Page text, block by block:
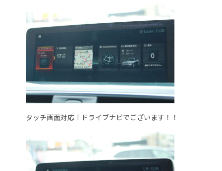
タッチ画面対応ｉドライブナビでございます！！